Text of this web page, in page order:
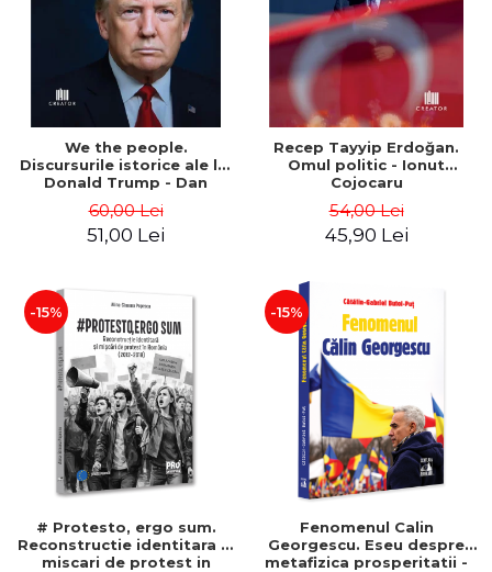
We the people.
Discursurile istorice ale lui
Donald Trump - Dan
60,00 Lei
51,00 Lei
Recep Tayyip Erdoğan.
Omul politic - Ionut
Cojocaru
54,00 Lei
45,90 Lei
-15%
# Protesto, ergo sum.
Reconstructie identitara si
miscari de protest in
-15%
Fenomenul Calin
Georgescu. Eseu despre
metafizica prosperitatii -